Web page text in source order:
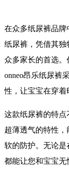
在众多纸尿裤品牌
纸尿裤，凭借其
众多家长的首选。
onneo昂乐纸尿裤
性，让宝宝在穿着
这款纸尿裤的特
超薄透气的特性
软的防护。无论是
都能让您和宝宝无